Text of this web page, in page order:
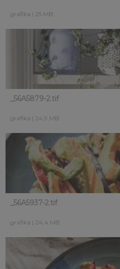
grafika | 25 MB
_56A5879-2.tif
grafika | 24,9 MB
_56A5937-2.tif
grafika | 24,4 MB